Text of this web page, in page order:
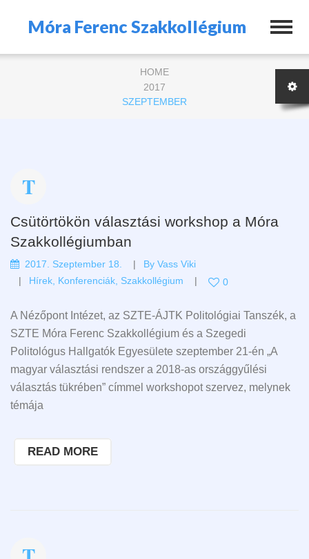
Móra Ferenc Szakkollégium
HOME
2017
SZEPTEMBER
Csütörtökön választási workshop a Móra
Szakkollégiumban
2017. Szeptember 18. By Vass Viki
Hírek Konferenciák Szakkollégium 0
A Nézőpont Intézet, az SZTE-ÁJTK Politológiai Tanszék, a
SZTE Móra Ferenc Szakkollégium és a Szegedi
Politológus Hallgatók Egyesülete szeptember 21-én „A
magyar választási rendszer a 2018-as országgyűlési
választás tükrében” címmel workshopot szervez, melynek
témája
READ MORE